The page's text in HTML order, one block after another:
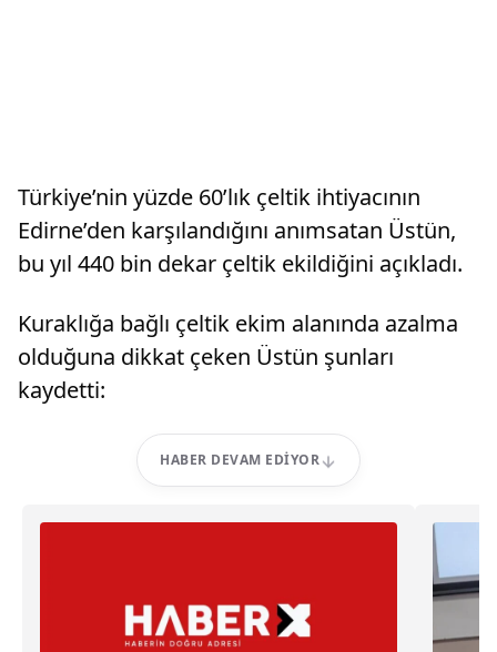
Türkiye’nin yüzde 60’lık çeltik ihtiyacının
Edirne’den karşılandığını anımsatan Üstün,
bu yıl 440 bin dekar çeltik ekildiğini açıkladı.
Kuraklığa bağlı çeltik ekim alanında azalma
olduğuna dikkat çeken Üstün şunları
kaydetti:
HABER DEVAM EDIYOR